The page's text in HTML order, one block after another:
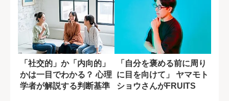
「社交的」か「内向的」
かは一目でわかる？ 心理
学者が解説する判断基準
「自分を褒める前に周り
に目を向けて」 ヤマモト
ショウさんがFRUITS